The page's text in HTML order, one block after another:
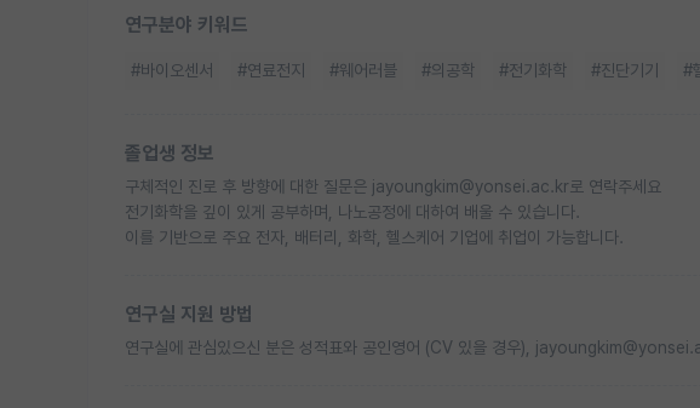
연구분야 키워드
#바이오센서 #연료전지 #웨어러블 #의공학 #전기화학 #진단기기 #
졸업생 정보
구체적인 진로 후 방향에 대한 질문은 jayoungkim@yonsei.ac.kr로 연락주세요
전기화학을 깊이 있게 공부하며, 나노공정에 대하여 배울 수 있습니다.
이를 기반으로 주요 전자, 배터리, 화학, 헬스케어 기업에 취업이 가능합니다.
연구실 지원 방법
연구실에 관심있으신 분은 성적표와 공인영어 (CV 있을 경우),